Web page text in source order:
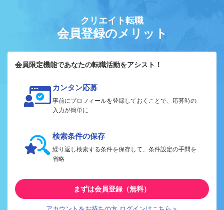
クリエイト転職
会員登録のメリット
会員限定機能であなたの転職活動をアシスト！
カンタン応募
事前にプロフィールを登録しておくことで、応募時の
入力が簡単に
検索条件の保存
繰り返し検索する条件を保存して、条件設定の手間を
省略
まずは会員登録（無料）